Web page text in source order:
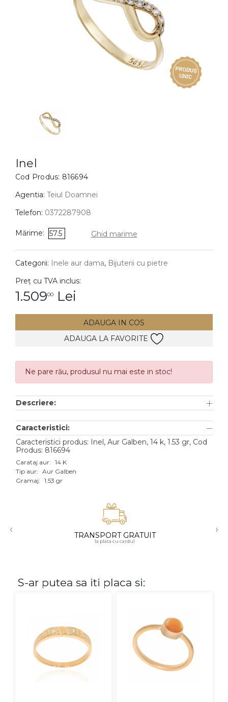
BIJUTERII COPII
Cercei
Bratari
Coliere
Lanturi
Pandantive
DIAMANTE Vezi toate
Cercei
Accesorii
TIP METAL
Aur galben
Aur alb
Aur roz
Aur mixt
18K
Diamante
Inel
Cod Produs: 816694
Agentia: Teiul Doamnei
Telefon: 0372287908
Mărime: 57.5 Ghid marime
Categorii: Inele aur dama, Bijuterii cu pietre
Preț cu TVA inclus:
1.50900 Lei
ADAUGA IN COS
ADAUGA LA FAVORITE
Ne pare rău, produsul nu mai este in stoc!
Descriere:
Caracteristici:
Caracteristici produs: Inel, Aur Galben, 14 k, 1.53 gr, Cod
Produs: 816694
Carataj aur: 14 K
Tip aur: Aur Galben
Gramaj: 1.53 gr
‹ TRANSPORT GRATUIT
la plata cu cardul
›
S-ar putea sa iti placa si: